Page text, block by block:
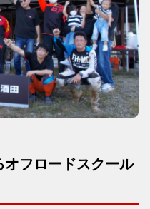
フロードスクール